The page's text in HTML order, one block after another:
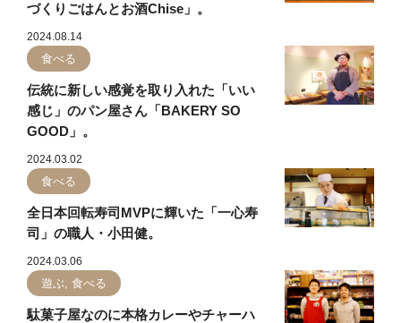
づくりごはんとお酒Chise」。
2024.08.14
食べる
伝統に新しい感覚を取り入れた「いい
感じ」のパン屋さん「BAKERY SO
GOOD」。
2024.03.02
食べる
全日本回転寿司MVPに輝いた「一心寿
司」の職人・小田健。
2024.03.06
遊ぶ, 食べる
駄菓子屋なのに本格カレーやチャーハ